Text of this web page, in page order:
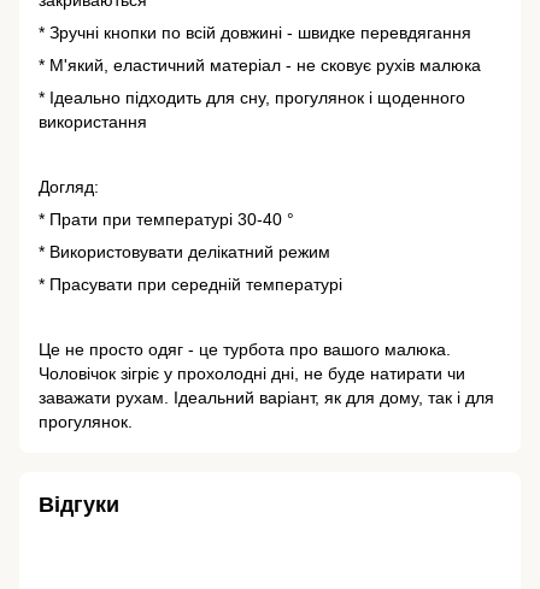
* Зручні кнопки по всій довжині - швидке перевдягання
* М'який, еластичний матеріал - не сковує рухів малюка
* Ідеально підходить для сну, прогулянок і щоденного
використання
Догляд:
* Прати при температурі 30-40 °
* Використовувати делікатний режим
* Прасувати при середній температурі
Це не просто одяг - це турбота про вашого малюка.
Чоловічок зігріє у прохолодні дні, не буде натирати чи
заважати рухам. Ідеальний варіант, як для дому, так і для
прогулянок.
Відгуки